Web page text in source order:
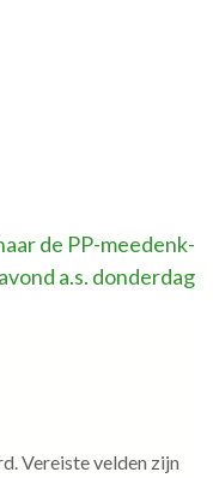
de PP-meedenk-
avond a.s. donderdag
Vereiste velden zijn